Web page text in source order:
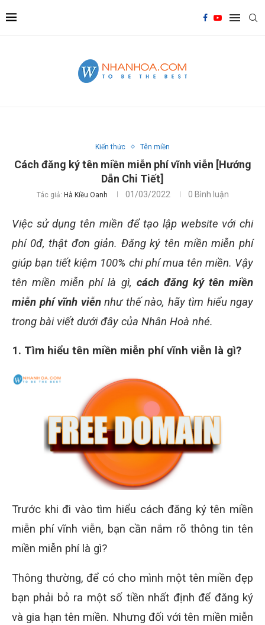
Kiến thức Tên miền
Cách đăng ký tên miền miễn phí vĩnh viễn [Hướng
Dẫn Chi Tiết]
Tác giả: Hà Kiều Oanh 01/03/2022 0 Bình luận
Việc sử dụng tên miền để tạo lập website với chi
phí 0đ, thật đơn giản. Đăng ký tên miền miễn phí
giúp bạn tiết kiệm 100% chi phí mua tên miền. Vậy
tên miền miễn phí là gì, cách đăng ký tên miền
miễn phí vĩnh viễnnhư thế nào, hãy tìm hiểu ngay
trong bài viết dưới đây của Nhân Hoà nhé.
1. Tìm hiểu tên miền miễn phí vĩnh viễn là gì?
Trước khi đi vào tìm hiểu cách đăng ký tên miền
miễn phí vĩnh viễn, bạn cần nắm rõ thông tin tên
miền miễn phí là gì?
Thông thường, để có cho mình một tên miền đẹp
bạn phải bỏ ra một số tiền nhất định để đăng ký
và gia hạn tên miền. Nhưng đối với tên miền miễn